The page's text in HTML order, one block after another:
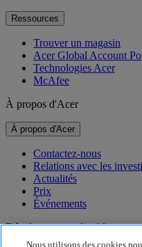
Ressources
Trouver un magasin
Acer Global Account
Technologies Acer
McAfee
À propos d'Acer
À propos d'Acer
Contactez-nous
Relations avec les
Actualités
Prix
Événements
Développement durable
Nous utilisons des cookies